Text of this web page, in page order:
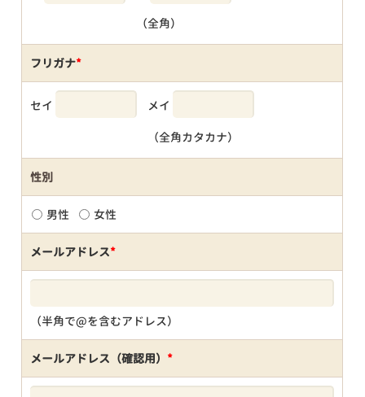
（全角）
フリガナ*
セイ メイ
（全角カタカナ）
性別
男性 女性
メールアドレス*
（半角で@を含むアドレス）
メールアドレス（確認用） *